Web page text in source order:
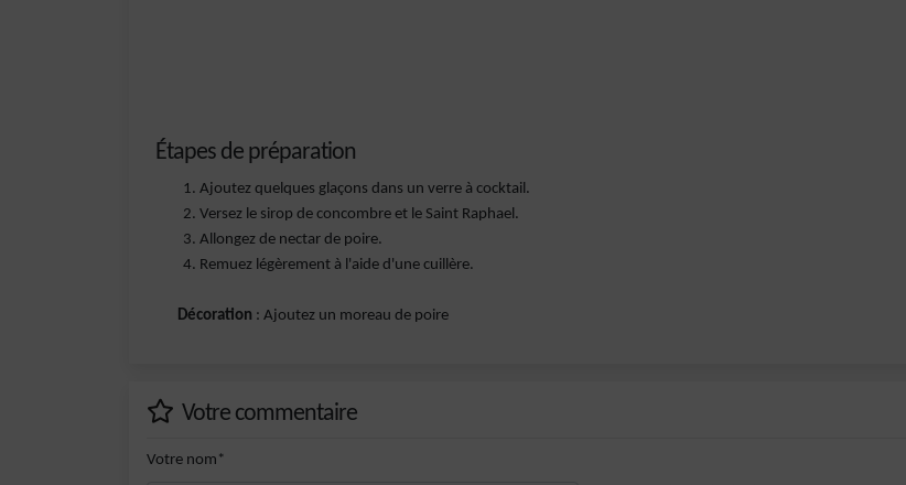
Étapes de préparation
Ajoutez quelques glaçons dans un verre à cocktail.
Versez le sirop de concombre et le Saint Raphael.
Allongez de nectar de poire.
Remuez légèrement à l'aide d'une cuillère.
Décoration : Ajoutez un moreau de poire
Votre commentaire
Votre nom*